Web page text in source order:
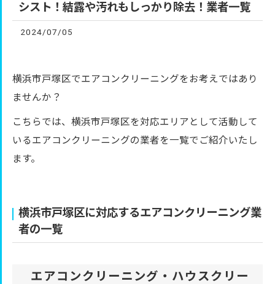
シスト！結露や汚れもしっかり除去！業者一覧
2024/07/05
横浜市戸塚区でエアコンクリーニングをお考えではあり
ませんか？
こちらでは、横浜市戸塚区を対応エリアとして活動して
いるエアコンクリーニングの業者を一覧でご紹介いたし
ます。
横浜市戸塚区に対応するエアコンクリーニング業
者の一覧
エアコンクリーニング・ハウスクリー